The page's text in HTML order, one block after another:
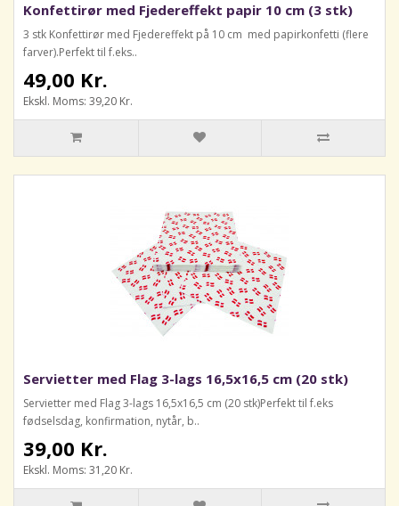
Konfettirør med Fjedereffekt papir 10 cm (3 stk)
3 stk Konfettirør med Fjedereffekt på 10 cm med papirkonfetti (flere
farver).Perfekt til f.eks..
49,00 Kr.
Ekskl. Moms: 39,20 Kr.
Servietter med Flag 3-lags 16,5x16,5 cm (20 stk)
Servietter med Flag 3-lags 16,5x16,5 cm (20 stk)Perfekt til f.eks
fødselsdag, konfirmation, nytår, b..
39,00 Kr.
Ekskl. Moms: 31,20 Kr.